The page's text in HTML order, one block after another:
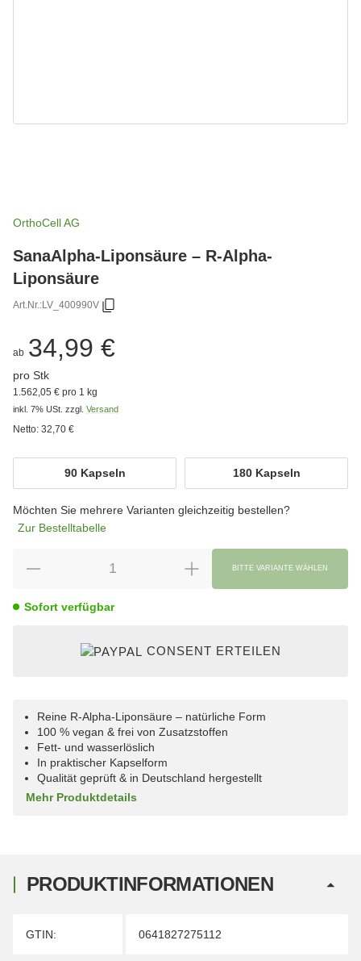
OrthoCell AG
SanaAlpha-Liponsäure – R-Alpha-
Liponsäure
Art.Nr.:LV_400990V
ab 34,99 €
pro Stk
1.562,05 € pro 1 kg
inkl. 7% USt. zzgl. Versand
Netto: 32,70 €
90 Kapseln
90 Kapseln
180 Kapseln
180 Kapseln
Möchten Sie mehrere Varianten gleichzeitig bestellen?
Zur Bestelltabelle
BITTE VARIANTE WÄHLEN
Sofort verfügbar
CONSENT ERTEILEN
Reine R-Alpha-Liponsäure – natürliche Form
100 % vegan & frei von Zusatzstoffen
Fett- und wasserlöslich
In praktischer Kapselform
Qualität geprüft & in Deutschland hergestellt
Mehr Produktdetails
PRODUKTINFORMATIONEN
Produkteigenschaft
Wert
GTIN: 0641827275112